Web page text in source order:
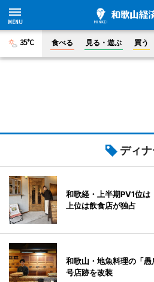
35°C 食べる 見る・遊ぶ 買う
ディ
和歌経・上半期PV1位
上位は飲食店が独占
和歌山・地魚料理の「
号店跡を改装